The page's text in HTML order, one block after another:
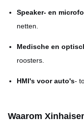
Speaker- en
netten.
Medische en
roosters.
HMI's voor auto's-
Waarom